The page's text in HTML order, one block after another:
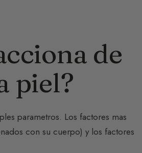
de
piel?
parametros. Los factores mas
con su cuerpo) y los factores